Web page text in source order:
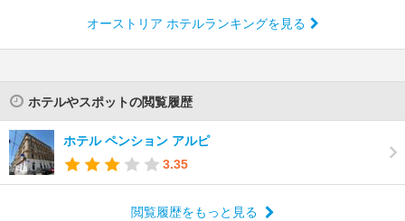
オーストリア ホテルランキングを見る
ホテルやスポットの閲覧履歴
ホテル ペンション アルピ
3.35
閲覧履歴をもっと見る